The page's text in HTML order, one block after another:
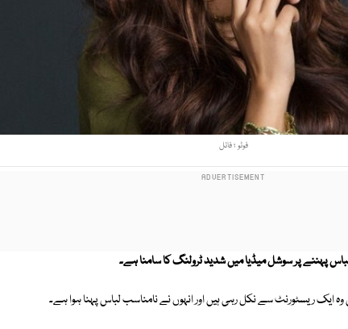
فوٹو ؛ فائل
لباس پہننے پر سوشل میڈیا میں شدید ٹرولنگ کا سامنا ہے۔
ایک ریسٹورنٹ سے نکل رہی ہیں اور انہوں نے نامناسب لباس پہنا ہوا ہے۔